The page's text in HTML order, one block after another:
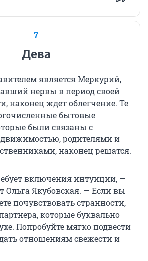
7
Дева
является Меркурий,
нервы в период своей
наконец ждет облегчение. Те
бытовые
были связаны с
родителями и
наконец решатся.
включения интуиции, —
Ольга Якубовская. — Если вы
почувствовать странности,
которые буквально
Попробуйте мягко подвести
отношениям свежести и